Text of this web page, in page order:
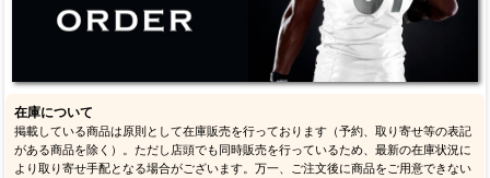
在庫について
掲載している商品は原則として在庫販売を行っております（予約、取り寄せ等の表記
がある商品を除く）。ただし店頭でも同時販売を行っているため、最新の在庫状況に
より取り寄せ手配となる場合がございます。万一、ご注文後に商品をご用意できない